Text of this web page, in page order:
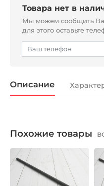
Товара нет в
Мы можем сообщить
для этого оставьте
Описание
Похожие товары